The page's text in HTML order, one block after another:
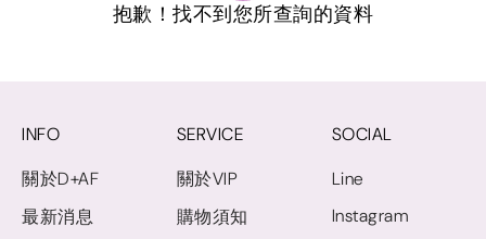
抱歉！找不到您所查詢的資料
INFO
關於D+AF
最新消息
SERVICE
關於VIP
購物須知
SOCIAL
Line
Instagram